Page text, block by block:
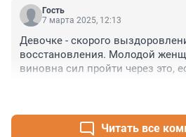
Гость
7 марта 2025, 12:13
Девочке - скорого
восстановления. Молодой
виновна сил пройти через это,
Читать все